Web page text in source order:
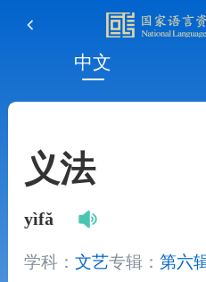
中文
义法
yìfǎ
学科： 文艺专辑： 第六